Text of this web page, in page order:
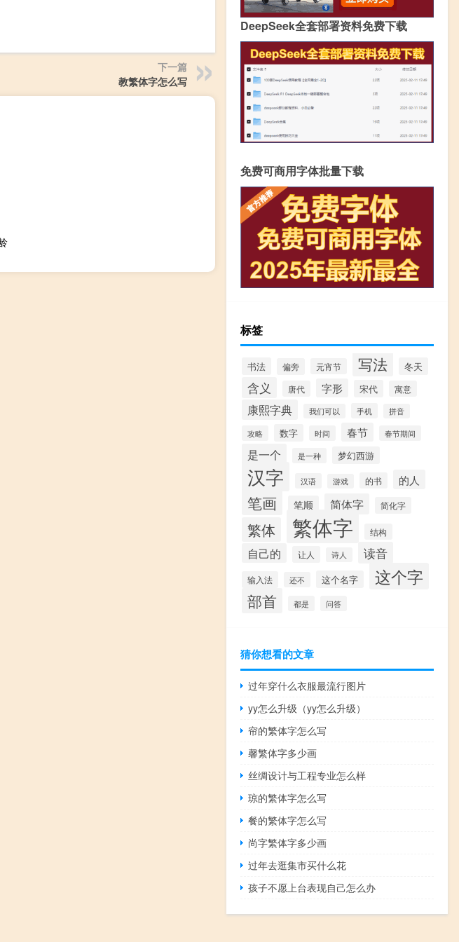
下一篇
教繁体字怎么写
DeepSeek全套部署资料免费下载
免费可商用字体批量下载
标签
书法 偏旁 元宵节 写法 冬天
含义 唐代 字形 宋代 寓意
康熙字典 我们可以 手机 拼音
攻略 数字 时间 春节 春节期间
是一个 是一种 梦幻西游
汉字 汉语 游戏 的书 的人
笔画 笔顺 简体字 简化字
繁体 繁体字 结构
自己的 让人 诗人 读音
输入法 还不 这个名字 这个字
部首 都是 问答
猜你想看的文章
过年穿什么衣服最流行图片
yy怎么升级（yy怎么升级）
帘的繁体字怎么写
馨繁体字多少画
丝绸设计与工程专业怎么样
琼的繁体字怎么写
餐的繁体字怎么写
尚字繁体字多少画
过年去逛集市买什么花
孩子不愿上台表现自己怎么办